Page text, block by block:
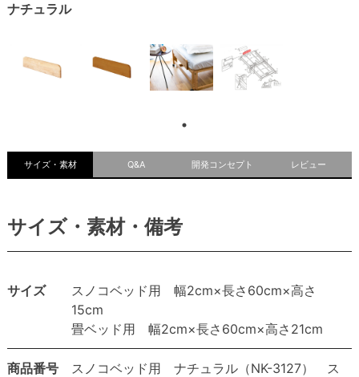
ナチュラル
サイズ・素材 Q&A 開発コンセプト レビュー
サイズ・素材・備考
サイズ
スノコベッド用 幅2cm×長さ60cm×高さ
15cm
畳ベッド用 幅2cm×長さ60cm×高さ21cm
商品番号
スノコベッド用 ナチュラル（NK-3127） ス